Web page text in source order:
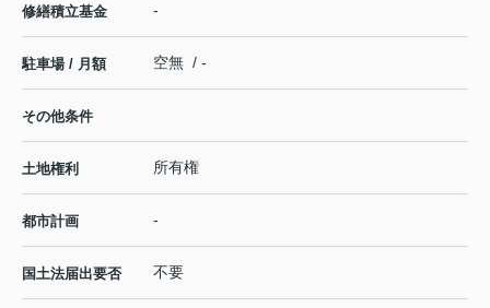
修繕積立基金 -
駐車場 / 月額 空無 / -
その他条件
土地権利 所有権
都市計画 -
国土法届出要否 不要